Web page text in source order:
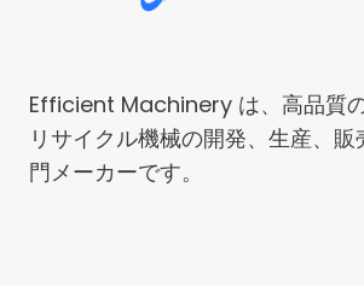
Efficient Machinery は、高品質
リサイクル機械の開発、生産、
門メーカーです。